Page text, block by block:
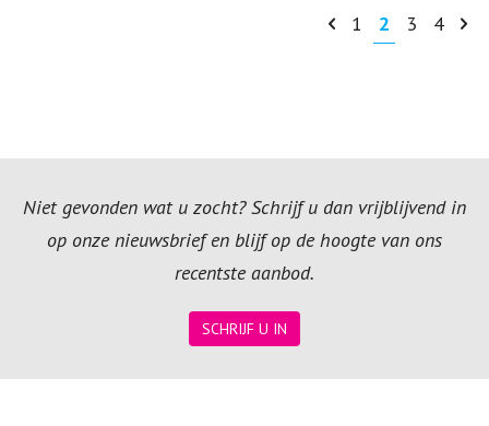
1 2 3 4
Niet gevonden wat u zocht? Schrijf u dan vrijblijvend in
op onze nieuwsbrief en blijf op de hoogte van ons
recentste aanbod.
SCHRIJF U IN